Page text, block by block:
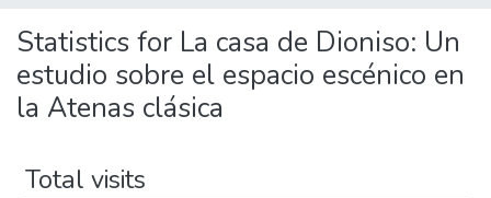
All of DSpace
Statistics for La casa de Dioniso: Un
estudio sobre el espacio escénico en
la Atenas clásica
Total visits